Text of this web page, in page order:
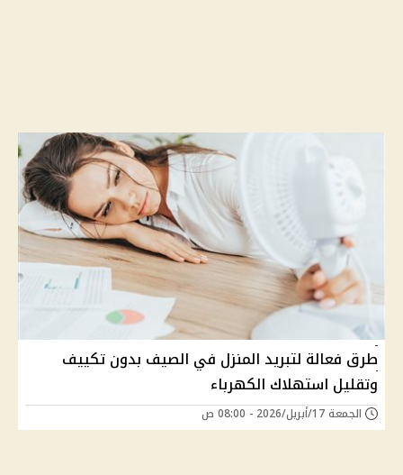
طرق فعالة لتبريد المنزل في الصيف بدون تكييف
وتقليل استهلاك الكهرباء
الجمعة 17/أبريل/2026 - 08:00 ص